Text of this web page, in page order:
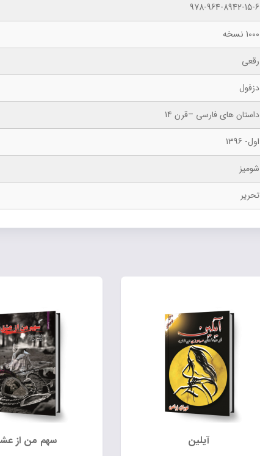
978-964-8942-15-6
1000 نسخه
رقعی
دزفول
داستان های فارسی –قرن 14
اول- 1396
شومیز
تحریر
آیلین سهم من از